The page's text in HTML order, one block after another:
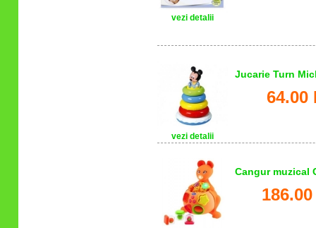
vezi detalii
vezi detalii
Jucarie Turn
64.00
Cangur muzical